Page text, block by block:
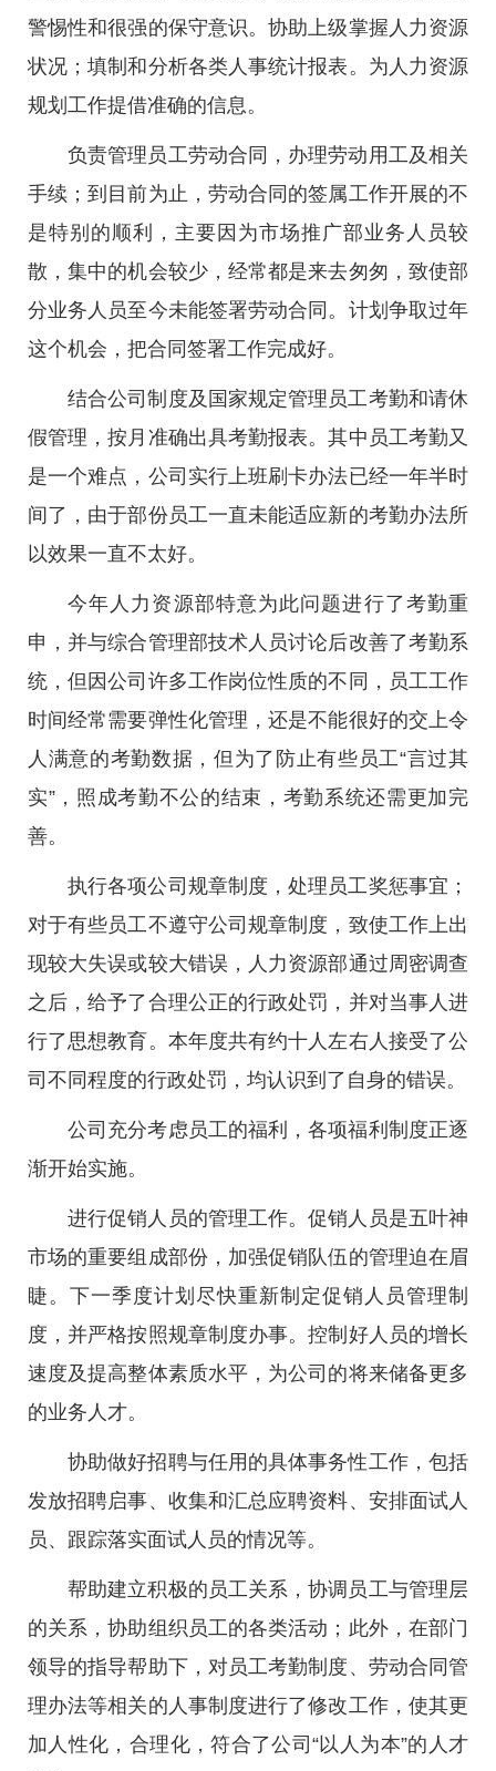
警惕性和很强的保守意识。协助上级掌握人力资源
状况；填制和分析各类人事统计报表。为人力资源
规划工作提借准确的信息。
负责管理员工劳动合同，办理劳动用工及相关
手续；到目前为止，劳动合同的签属工作开展的不
是特别的顺利，主要因为市场推广部业务人员较
散，集中的机会较少，经常都是来去匆匆，致使部
分业务人员至今未能签署劳动合同。计划争取过年
这个机会，把合同签署工作完成好。
结合公司制度及国家规定管理员工考勤和请休
假管理，按月准确出具考勤报表。其中员工考勤又
是一个难点，公司实行上班刷卡办法已经一年半时
间了，由于部份员工一直未能适应新的考勤办法所
以效果一直不太好。
今年人力资源部特意为此问题进行了考勤重
申，并与综合管理部技术人员讨论后改善了考勤系
统，但因公司许多工作岗位性质的不同，员工工作
时间经常需要弹性化管理，还是不能很好的交上令
人满意的考勤数据，但为了防止有些员工“言过其
实”，照成考勤不公的结束，考勤系统还需更加完
善。
执行各项公司规章制度，处理员工奖惩事宜；
对于有些员工不遵守公司规章制度，致使工作上出
现较大失误或较大错误，人力资源部通过周密调查
之后，给予了合理公正的行政处罚，并对当事人进
行了思想教育。本年度共有约十人左右人接受了公
司不同程度的行政处罚，均认识到了自身的错误。
公司充分考虑员工的福利，各项福利制度正逐
渐开始实施。
进行促销人员的管理工作。促销人员是五叶神
市场的重要组成部份，加强促销队伍的管理迫在眉
睫。下一季度计划尽快重新制定促销人员管理制
度，并严格按照规章制度办事。控制好人员的增长
速度及提高整体素质水平，为公司的将来储备更多
的业务人才。
协助做好招聘与任用的具体事务性工作，包括
发放招聘启事、收集和汇总应聘资料、安排面试人
员、跟踪落实面试人员的情况等。
帮助建立积极的员工关系，协调员工与管理层
的关系，协助组织员工的各类活动；此外，在部门
领导的指导帮助下，对员工考勤制度、劳动合同管
理办法等相关的人事制度进行了修改工作，使其更
加人性化，合理化，符合了公司“以人为本”的人才